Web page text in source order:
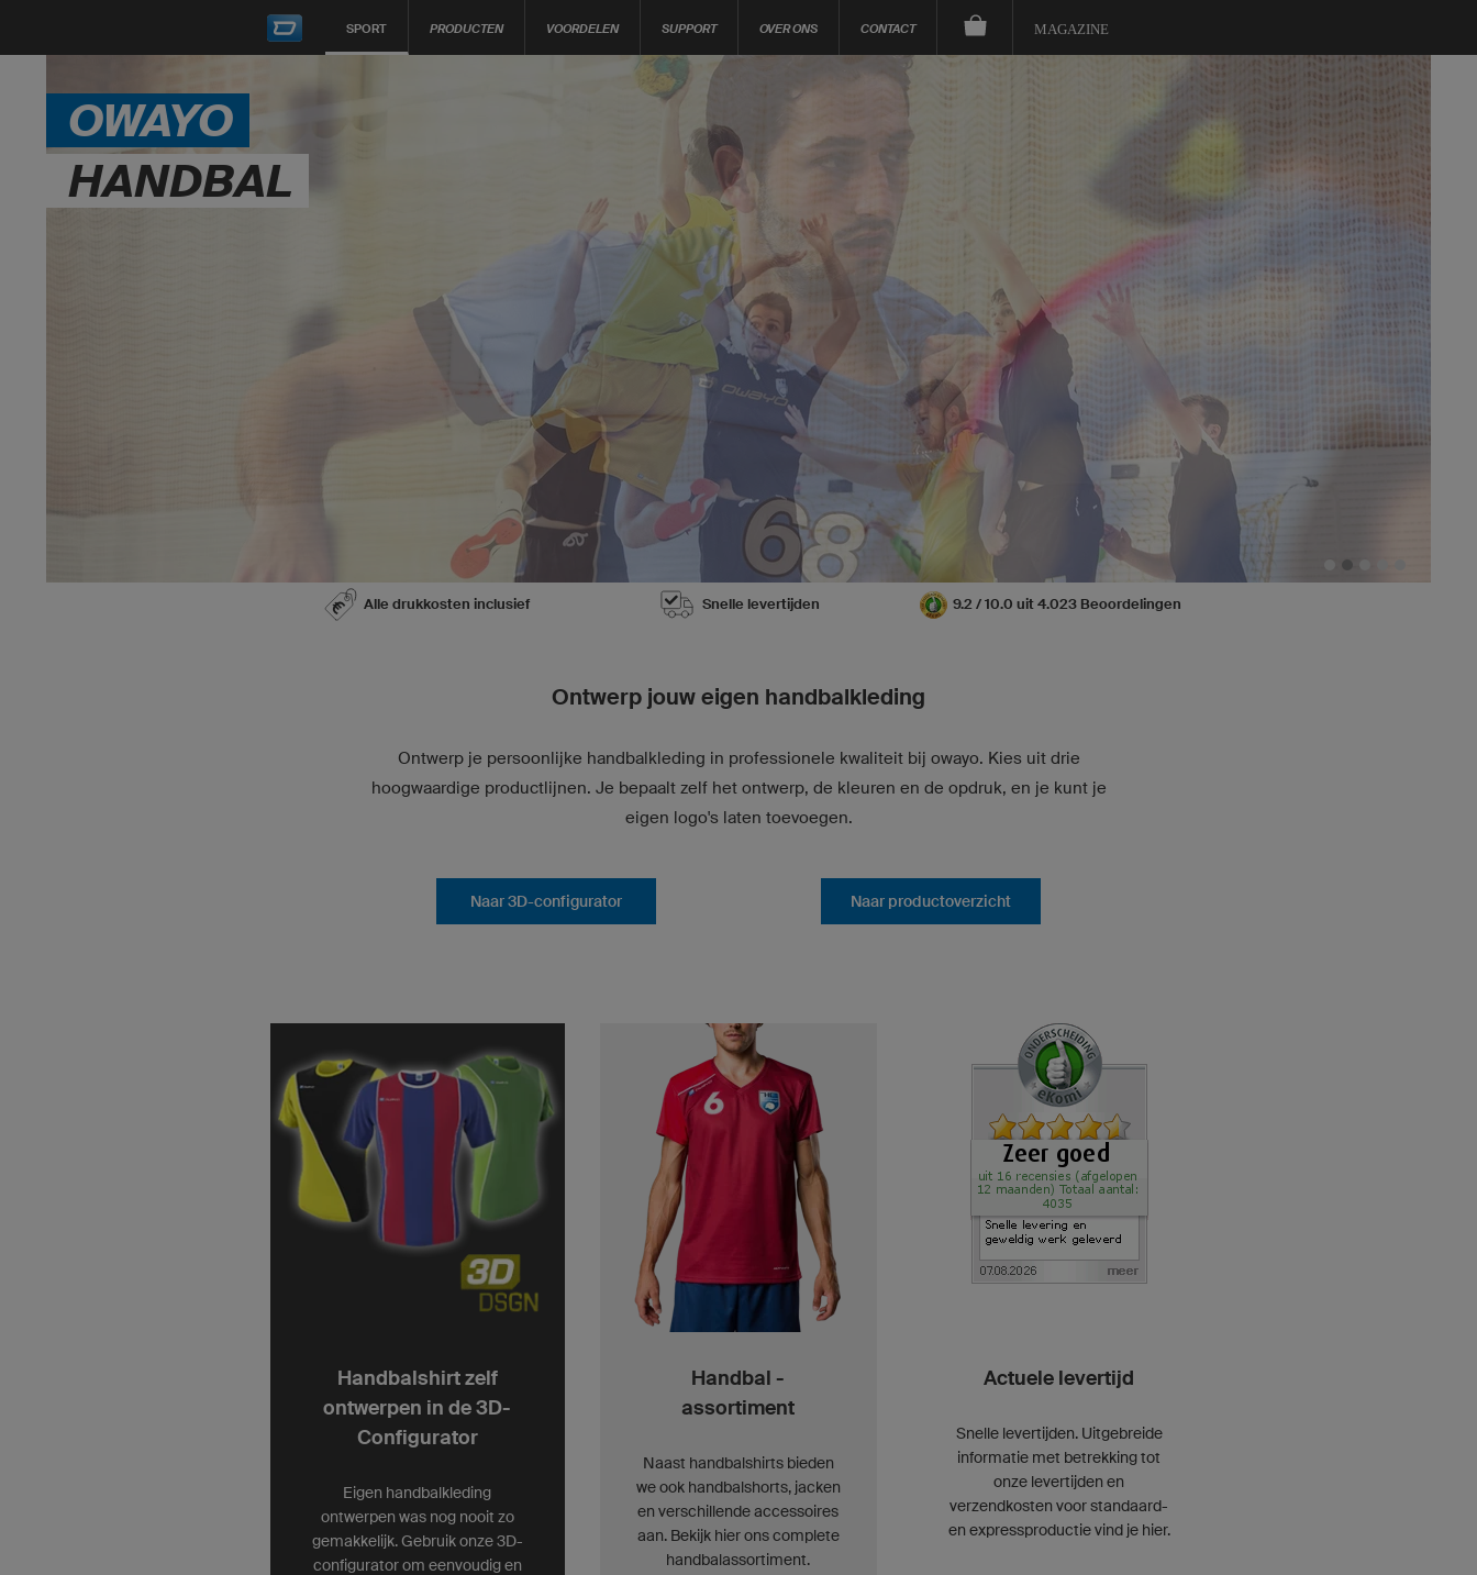
SPORT PRODUCTEN VOORDELEN SUPPORT OVER ONS CONTACT MAGAZINE
OWAYO
HANDBAL
Alle drukkosten inclusief Snelle levertijden 9.2 / 10.0 uit 4.023 Beoordelingen
Ontwerp jouw eigen handbalkleding
Ontwerp je persoonlijke handbalkleding in professionele kwaliteit bij owayo. Kies uit drie
hoogwaardige productlijnen. Je bepaalt zelf het ontwerp, de kleuren en de opdruk, en je kunt je
eigen logo's laten toevoegen.
Naar 3D-configurator Naar productoverzicht
Handbalshirt zelf
ontwerpen in de 3D-
Configurator
Eigen handbalkleding
ontwerpen was nog nooit zo
gemakkelijk. Gebruik onze 3D-
configurator om eenvoudig en
Handbal -
assortiment
Naast handbalshirts bieden
we ook handbalshorts, jacken
en verschillende accessoires
aan. Bekijk hier ons complete
handbalassortiment.
Actuele levertijd
Snelle levertijden. Uitgebreide
informatie met betrekking tot
onze levertijden en
verzendkosten voor standaard-
en expressproductie vind je hier.